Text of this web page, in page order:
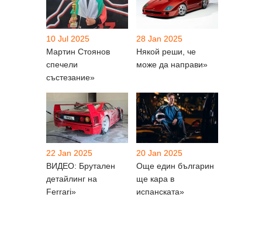
10 Jul 2025
Мартин Стоянов
спечели
състезание»
28 Jan 2025
Някой реши, че
може да направи»
22 Jan 2025
ВИДЕО: Брутален
детайлинг на
Ferrari»
20 Jan 2025
Още един българин
ще кара в
испанската»